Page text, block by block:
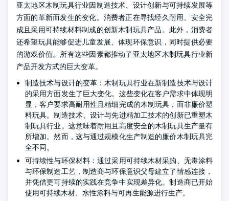
亚太地区木制玩具行业因制造技术、设计创新与可持续发展等
方面的革新而发生的变化。消费者正在寻找经久耐用、安全完
成且采用可持续材料制成的创新木制玩具产品。此外，消费者
还希望玩具能够促进儿童发展、体现环保意识，同时提供必要
的游戏价值。所有这些因素都推动了亚太地区木制玩具行业新
产品开发方式的巨大变革。
制造技术与设计的变革：木制玩具行业在新制造技术与设计
的采用方面发生了巨大变化。这些变化在客户需求中体现明
显，客户要求高耐用性且精细完成的木制玩具，而非廉价塑
料玩具。制造技术、设计与先进精加工技术的创新已重塑木
制玩具行业。这意味着耐用且高度安全的木制玩具生产量有
所增加。然而，这与通过规模化生产制造的廉价木制玩具完
全不同。
可持续性与环保材料：通过采用可持续木材采购、无毒涂料
与环保制造工艺，制造商与环保意识父母建立了情感连接，
并凭借更可持续的实践在竞争中实现差异化。制造商已开始
使用可持续木材、水性涂料与可再生能源进行生产。